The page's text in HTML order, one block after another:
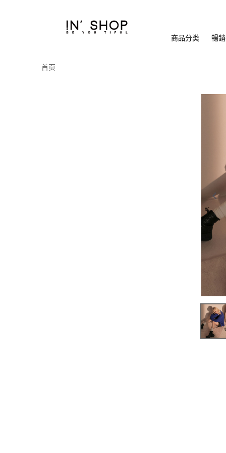
商品分类 暢
首页